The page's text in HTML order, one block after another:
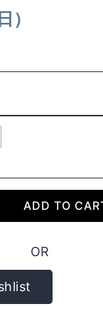
）
ADD TO
OR